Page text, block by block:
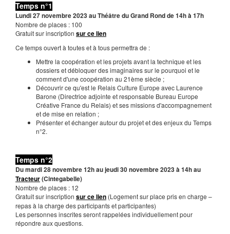
Temps n°1
Lundi 27 novembre 2023 au Théâtre du Grand Rond de 14h à 17h
Nombre de places : 100
Gratuit sur inscription sur ce lien
Ce temps ouvert à toutes et à tous permettra de :
Mettre la coopération et les projets avant la technique et les
dossiers et débloquer des imaginaires sur le pourquoi et le
comment d'une coopération au 21ème siècle ;
Découvrir ce qu'est le Relais Culture Europe avec Laurence
Barone (Directrice adjointe et responsable Bureau Europe
Créative France du Relais) et ses missions d'accompagnement
et de mise en relation ;
Présenter et échanger autour du projet et des enjeux du Temps
n°2.
Temps n°2
Du mardi 28 novembre 12h au jeudi 30 novembre 2023 à 14h au
Tracteur(Cintegabelle)
Nombre de places : 12
Gratuit sur inscription sur ce lien (Logement sur place pris en charge –
repas à la charge des participants et participantes)
Les personnes inscrites seront rappelées individuellement pour
répondre aux questions.